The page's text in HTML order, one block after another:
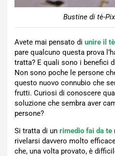
Bustine di tè-
Avete mai pensato di unire il
pare qualcuno questa prova
tratta? E quali sono i benefici
Non sono poche le persone
questo nuovo connubio che
frutti. Curiosi di conoscere
soluzione che sembra aver
persone?
Si tratta di un rimedio fai da te
rivelarsi davvero molto
che, una volta provato, è